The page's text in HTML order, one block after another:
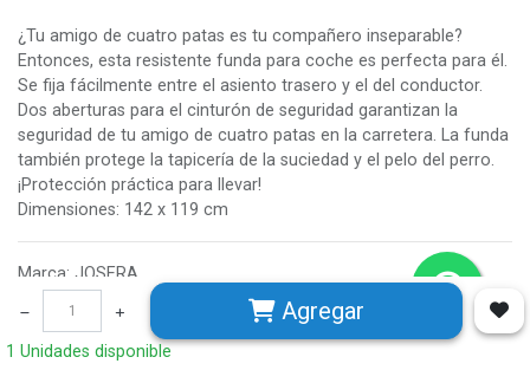
¿Tu amigo de cuatro patas es tu compañero inseparable?
Entonces, esta resistente funda para coche es perfecta para él.
Se fija fácilmente entre el asiento trasero y el del conductor.
Dos aberturas para el cinturón de seguridad garantizan la
seguridad de tu amigo de cuatro patas en la carretera. La funda
también protege la tapicería de la suciedad y el pelo del perro.
¡Protección práctica para llevar!
Dimensiones: 142 x 119 cm
Marca: JOSERA
$ 15.990 Agregar
1 Unidades disponible